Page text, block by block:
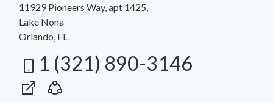
11929 Pioneers Way, apt 1425,
Lake Nona
Orlando, FL
1 (321) 890-3146